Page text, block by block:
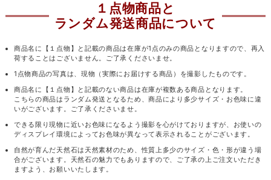
１点物商品と
ランダム発送商品について
商品名に【１点物】と記載の商品は在庫が1点のみの商品となりますので、再入
荷することはございません。ご了承くださいませ。
1点物商品の写真は、現物（実際にお届けする商品）を撮影したものです。
商品名に【１点物】と記載のない商品は在庫が複数ある商品となります。
こちらの商品はランダム発送となるため、商品により多少サイズ・お色味に違
いがございます。ご了承くださいませ。
できる限り現物に近いお色味になるよう撮影を心がけておりますが、お使いの
ディスプレイ環境によってお色味が異なって表示されることがございます。
自然が育んだ天然石は天然素材のため、性質上多少のサイズ・色・形が違う場
合がございます。天然石の魅力でもありますので、ご了承の上ご注文いただき
ますよう、お願いいたします。